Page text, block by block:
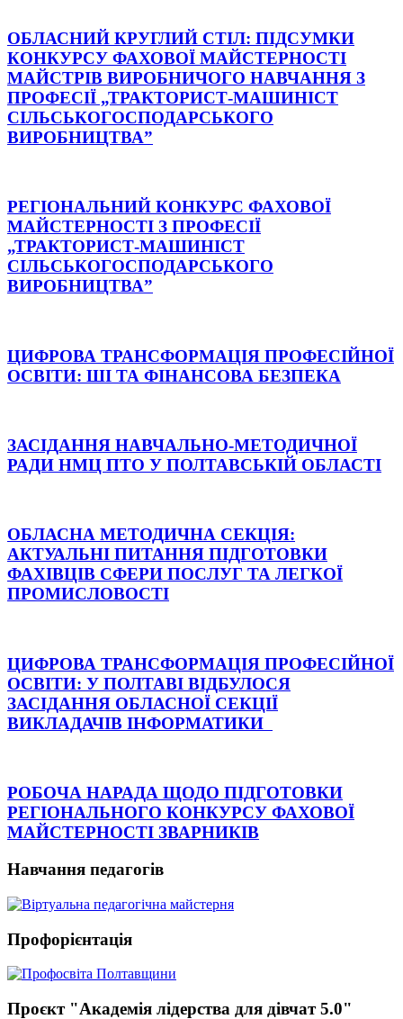
ОБЛАСНИЙ КРУГЛИЙ СТІЛ: ПІДСУМКИ
КОНКУРСУ ФАХОВОЇ МАЙСТЕРНОСТІ
МАЙСТРІВ ВИРОБНИЧОГО НАВЧАННЯ З
ПРОФЕСІЇ „ТРАКТОРИСТ-МАШИНІСТ
СІЛЬСЬКОГОСПОДАРСЬКОГО
ВИРОБНИЦТВА”
РЕГІОНАЛЬНИЙ КОНКУРС ФАХОВОЇ
МАЙСТЕРНОСТІ З ПРОФЕСІЇ
„ТРАКТОРИСТ-МАШИНІСТ
СІЛЬСЬКОГОСПОДАРСЬКОГО
ВИРОБНИЦТВА”
ЦИФРОВА ТРАНСФОРМАЦІЯ ПРОФЕСІЙНОЇ
ОСВІТИ: ШІ ТА ФІНАНСОВА БЕЗПЕКА
ЗАСІДАННЯ НАВЧАЛЬНО-МЕТОДИЧНОЇ
РАДИ НМЦ ПТО У ПОЛТАВСЬКІЙ ОБЛАСТІ
ОБЛАСНА МЕТОДИЧНА СЕКЦІЯ:
АКТУАЛЬНІ ПИТАННЯ ПІДГОТОВКИ
ФАХІВЦІВ СФЕРИ ПОСЛУГ ТА ЛЕГКОЇ
ПРОМИСЛОВОСТІ
ЦИФРОВА ТРАНСФОРМАЦІЯ ПРОФЕСІЙНОЇ
ОСВІТИ: У ПОЛТАВІ ВІДБУЛОСЯ
ЗАСІДАННЯ ОБЛАСНОЇ СЕКЦІЇ
ВИКЛАДАЧІВ ІНФОРМАТИКИ
РОБОЧА НАРАДА ЩОДО ПІДГОТОВКИ
РЕГІОНАЛЬНОГО КОНКУРСУ ФАХОВОЇ
МАЙСТЕРНОСТІ ЗВАРНИКІВ
Навчання педагогів
Профорієнтація
Проєкт "Академія лідерства для дівчат 5.0"